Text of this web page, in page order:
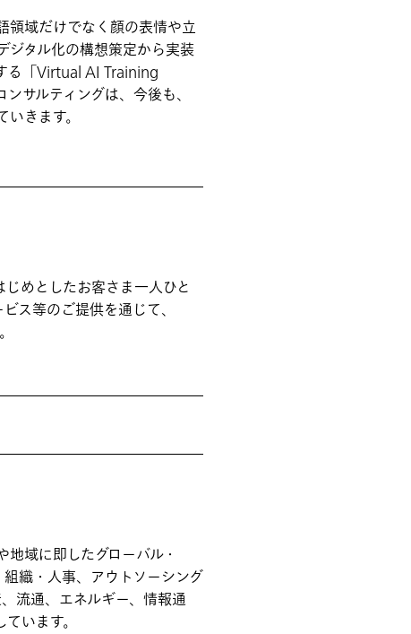
領域だけでなく顔の表情や立
ジタル化の構想策定から実装
る「Virtual AI Training
サルティングは、今後も、
きます。
めとしたお客さま一人ひと
ス等のご提供を通じて、
域に即したグローバル・
織・人事、アウトソーシング
流通、エネルギー、情報通
います。